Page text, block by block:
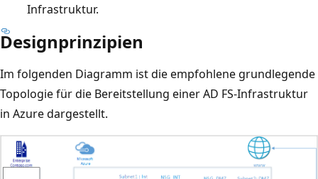
Infrastruktur.
Designprinzipien
Im folgenden Diagramm ist die empfohlene grundlegende
Topologie für die Bereitstellung einer AD FS-Infrastruktur
in Azure dargestellt.